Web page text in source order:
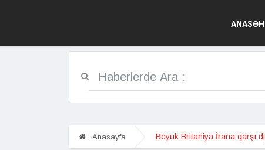
Anasayfa Böyük Britaniya İrana qarşı